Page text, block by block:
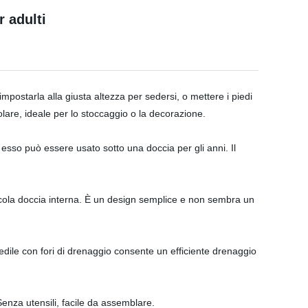
adulti
alla giusta altezza per sedersi, o mettere i piedi
ideale per lo stoccaggio o la decorazione.
può essere usato sotto una doccia per gli anni. Il
doccia interna. È un design semplice e non sembra un
con fori di drenaggio consente un efficiente drenaggio
utensili, facile da assemblare.